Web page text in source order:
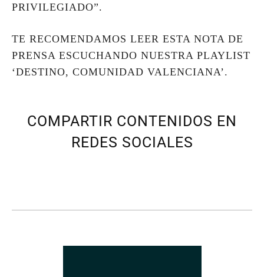
PRIVILEGIADO”.
TE RECOMENDAMOS LEER ESTA NOTA DE
PRENSA ESCUCHANDO NUESTRA PLAYLIST
‘DESTINO, COMUNIDAD VALENCIANA’.
COMPARTIR CONTENIDOS EN
REDES SOCIALES